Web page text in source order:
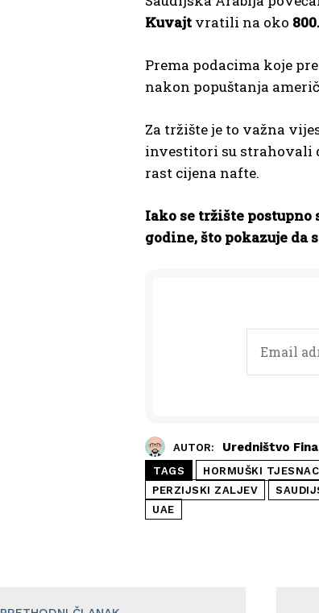
Kuvajt vratili na oko
Prema podacima koje
nakon popuštanja
Za tržište je to važna
investitori su strahovali
rast cijena nafte.
Iako se tržište
godine, što pokazuje
AUTOR: Uredništvo
TAGS HORMUŠKI TJESNAC
PERZIJSKI ZALJEV
UAE